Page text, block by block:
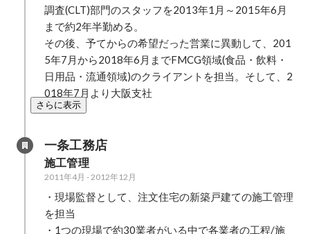
調査(CLT)部門のスタッフを2013年1月～2015年6月
まで約2年半勤める。
その後、予てからの希望だった営業に異動して、201
5年7月から2018年6月までFMCG領域(食品・飲料・
日用品・流通領域)のクライアントを担当。そして、2
018年7月より大阪支社
さらに表示
一条工務店
施工管理
2011年4月 -2012年12月
・現場監督として、注文住宅の新築戸建ての施工管理
を担当
・1つの現場で約30業者がいる中で各業者の工程/施